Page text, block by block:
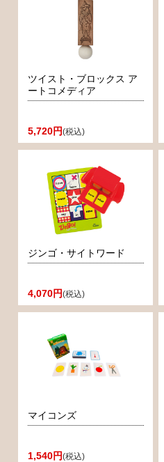
ツイスト・ブロックス ア
ートコメディア
5,720円(税込)
ジンゴ・サイトワード
4,070円(税込)
マイコンズ
1,540円(税込)